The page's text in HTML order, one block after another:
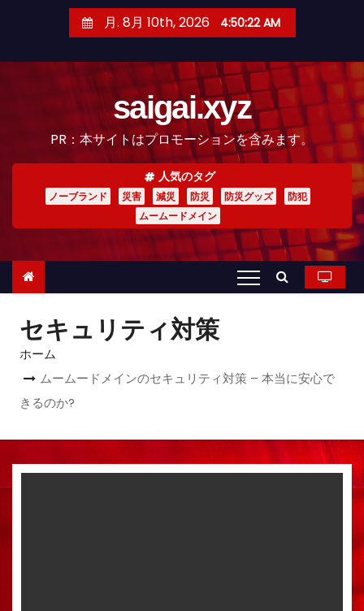
月. 8月 10th, 2026 4:50:24 AM
saigai.xyz
PR：本サイトはプロモーションを含みます。
人気のタグ
ノーブランド 災害 減災 防災 防災グッズ
防犯
ムームードメイン
セキュリティ対策
ホーム
ムームードメインのセキュリティ対策 – 本当に安心で
きるのか?